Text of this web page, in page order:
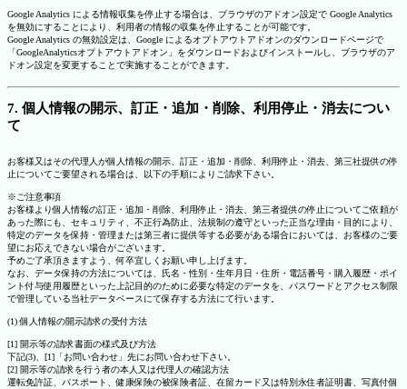
Google Analytics による情報収集を停止する場合は、ブラウザのアドオン設定で Google Analytics
を無効にすることにより、利用者の情報の収集を停止することが可能です。
Google Analytics の無効設定は、Google によるオプトアウトアドオンのダウンロードページで
「GoogleAnalyticsオプトアウトアドオン」をダウンロードおよびインストールし、ブラウザのア
ドオン設定を変更することで実施することができます。
7. 個人情報の開示、訂正・追加・削除、利用停止・消去につい
て
お客様又はその代理人が個人情報の開示、訂正・追加・削除、利用停止・消去、第三社提供の停
止についてご要望される場合は、以下の手順によりご請求下さい。
※ご注意事項
お客様より個人情報の訂正・追加・削除、利用停止・消去、第三者提供の停止についてご依頼が
あった際にも、セキュリティ、不正行為防止、法規制の遵守といった正当な理由・目的により、
特定のデータを保持・管理または第三者に提供等する必要がある場合においては、お客様のご要
望にお応えできない場合がございます。
予めご了承頂きますよう、何卒宜しくお願い申し上げます。
なお、データ保持の方法については、氏名・性別・生年月日・住所・電話番号・購入履歴・ポイ
ント付与使用履歴といった上記目的のために必要な特定のデータを、パスワードとアクセス制限
で管理している当社データベースにて保存する方法にて行います。
(1) 個人情報の開示請求の受付方法
[1] 開示等の請求書面の様式及び方法
下記(3)、[1]「お問い合わせ」先にお問い合わせ下さい。
[2] 開示等の請求を行う者の本人又は代理人の確認方法
運転免許証、パスポート、健康保険の被保険者証、在留カード又は特別永住者証明書、写真付個